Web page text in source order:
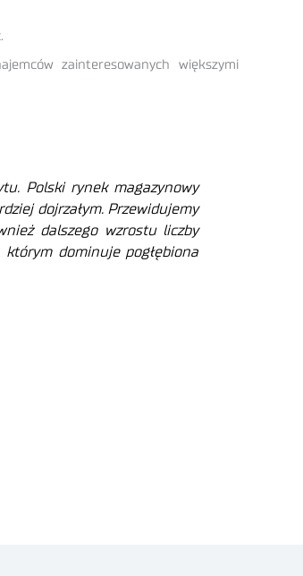
zainteresowanych większymi
Polski rynek magazynowy
dojrzałym. Przewidujemy
dalszego wzrostu liczby
dominuje pogłębiona